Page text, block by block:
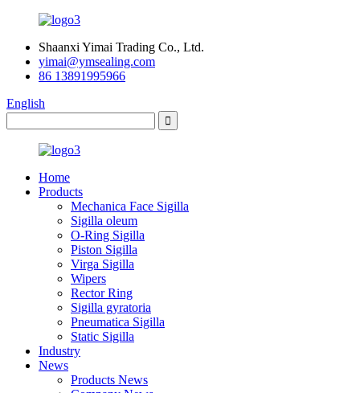
Shaanxi Yimai Trading Co., Ltd.
yimai@ymsealing.com
86 13891995966
English
Home
Products
Mechanica Face Sigilla
Sigilla oleum
O-Ring Sigilla
Piston Sigilla
Virga Sigilla
Wipers
Rector Ring
Sigilla gyratoria
Pneumatica Sigilla
Static Sigilla
Industry
News
Products News